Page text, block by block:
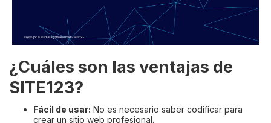
¿Cuáles son las ventajas de
SITE123?
Fácil de usar: No es necesario saber codificar para
crear un sitio web profesional.